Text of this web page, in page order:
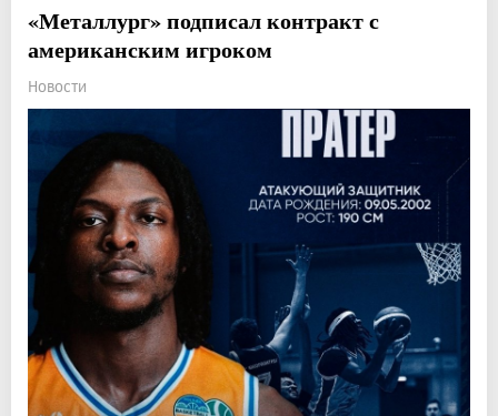
«Металлург» подписал контракт с
американским игроком
Новости